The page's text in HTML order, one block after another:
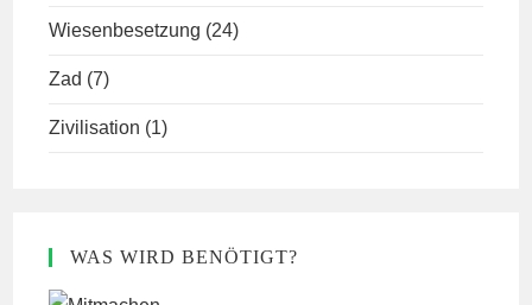
Wiesenbesetzung (24)
Zad (7)
Zivilisation (1)
WAS WIRD BENÖTIGT?